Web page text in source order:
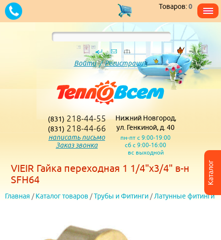
Каталог
Товаров:0
Войти/Регистрация
(831) 218-44-55
(831) 218-44-66
написать письмо
Заказ звонка
Нижний Новгород,
ул. Генкиной, д. 40
пн-пт с 9:00-19:00
сб с 9:00-16:00
вс выходной
VIEIR Гайка переходная 1 1/4"x3/4" в-н
SFH64
Главная / Каталог товаров /Трубы и Фитинги / Латунные фитинги